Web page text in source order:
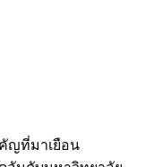
ญที่มาเยือน